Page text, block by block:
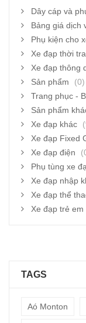
Dây cáp và
Bảng giá dịch
Phụ kiện cho
Xe đạp thời
Xe đạp thông
Sản phẩm
(0)
Trang phục -
Sản phẩm
Xe đạp khác
Xe đạp Fixed
Xe đạp điện
Phụ tùng xe
Xe đạp nhập
Xe đạp thể
Xe đạp trẻ em
TAGS
Aó Monton